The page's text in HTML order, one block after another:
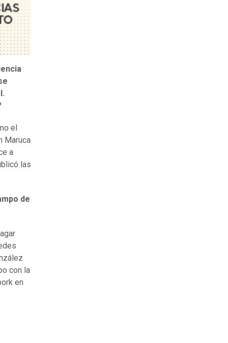
el
Maruca
a
las
de
con la
en